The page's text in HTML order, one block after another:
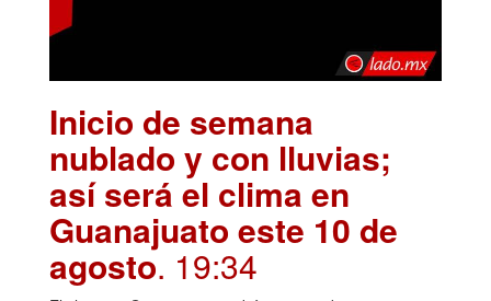
Inicio de semana
nublado y con lluvias;
así será el clima en
Guanajuato este 10 de
agosto. 19:34